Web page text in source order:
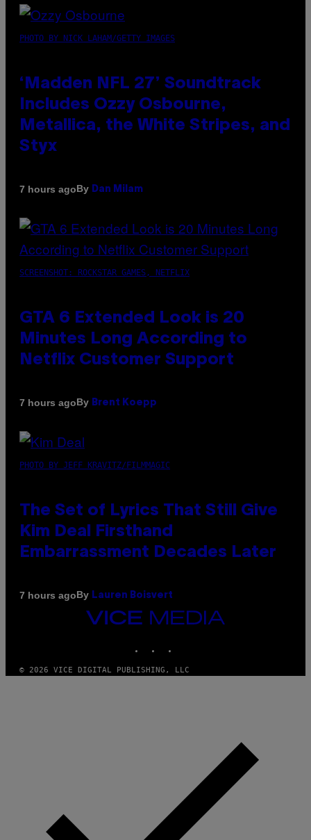
PHOTO BY NICK LAHAM/GETTY IMAGES
‘Madden NFL 27’ Soundtrack
Includes Ozzy Osbourne,
Metallica, the White Stripes, and
Styx
7 hours agoBy Dan Milam
SCREENSHOT: ROCKSTAR GAMES, NETFLIX
GTA 6 Extended Look is 20
Minutes Long According to
Netflix Customer Support
7 hours agoBy Brent Koepp
PHOTO BY JEFF KRAVITZ/FILMMAGIC
The Set of Lyrics That Still Give
Kim Deal Firsthand
Embarrassment Decades Later
7 hours agoBy Lauren Boisvert
VICE
© 2026 VICE DIGITAL PUBLISHING, LLC